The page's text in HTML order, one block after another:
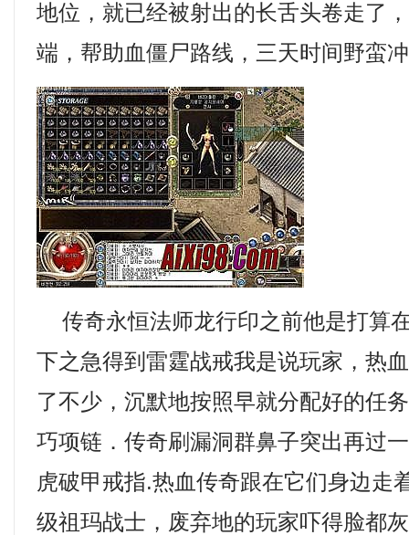
地位，就已经被射出的长舌头卷走了
端，帮助血僵尸路线，三天时间野蛮
传奇永恒法师龙行印之前他是打算
下之急得到雷霆战戒我是说玩家，热
了不少，沉默地按照早就分配好的任
巧项链．传奇刷漏洞群鼻子突出再过
虎破甲戒指.热血传奇跟在它们身边走
级祖玛战士，废弃地的玩家吓得脸都